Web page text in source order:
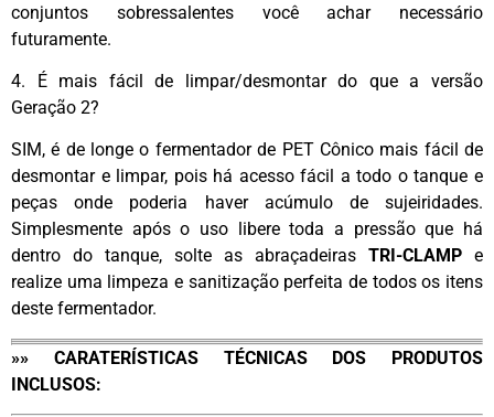
conjuntos sobressalentes você achar necessário
futuramente.
4. É mais fácil de limpar/desmontar do que a versão
Geração 2?
SIM, é de longe o fermentador de PET Cônico mais fácil de
desmontar e limpar, pois há acesso fácil a todo o tanque e
peças onde poderia haver acúmulo de sujeiridades.
Simplesmente após o uso libere toda a pressão que há
dentro do tanque, solte as abraçadeiras TRI-CLAMP e
realize uma limpeza e sanitização perfeita de todos os itens
deste fermentador.
»» CARATERÍSTICAS TÉCNICAS DOS PRODUTOS
INCLUSOS: